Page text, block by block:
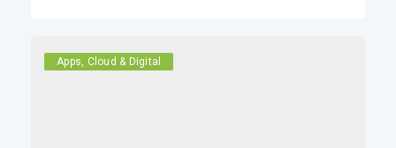
Apps, Cloud & Digital